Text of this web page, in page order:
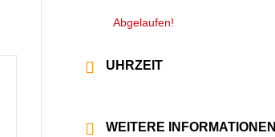
Abgelaufen!
UHRZEIT
WEITERE INFORMATIONEN